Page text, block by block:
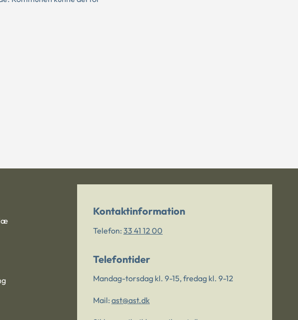
Kontaktinformation
Telefon: 33 41 12 00
Telefontider
Mandag-torsdag kl. 9-15, fredag kl. 9-12
Mail: ast@ast.dk